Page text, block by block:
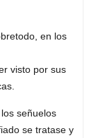
en los
visto por sus
señuelos
se tratase y